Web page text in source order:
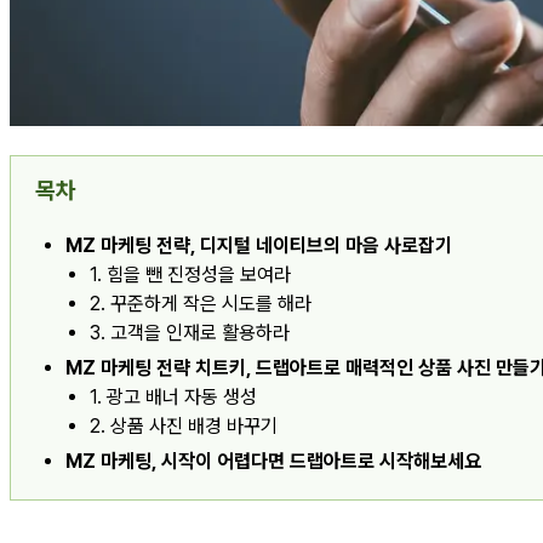
목차
MZ 마케팅 전략, 디지털 네이티브의 마음 사로잡기
1. 힘을 뺀 진정성을 보여라
2. 꾸준하게 작은 시도를 해라
3. 고객을 인재로 활용하라
MZ 마케팅 전략 치트키, 드랩아트로 매력적인 상품 사진 만들
1. 광고 배너 자동 생성
2. 상품 사진 배경 바꾸기
MZ 마케팅, 시작이 어렵다면 드랩아트로 시작해보세요